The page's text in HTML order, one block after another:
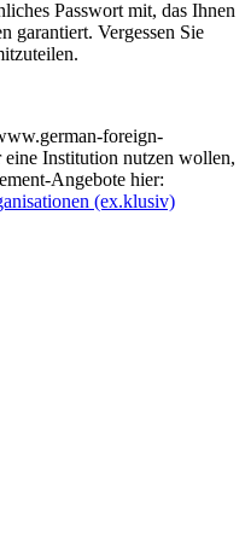
Passwort mit, das Ihnen
garantiert. Vergessen Sie
foreign-
Institution nutzen wollen,
Angebote hier:
(ex.klusiv)